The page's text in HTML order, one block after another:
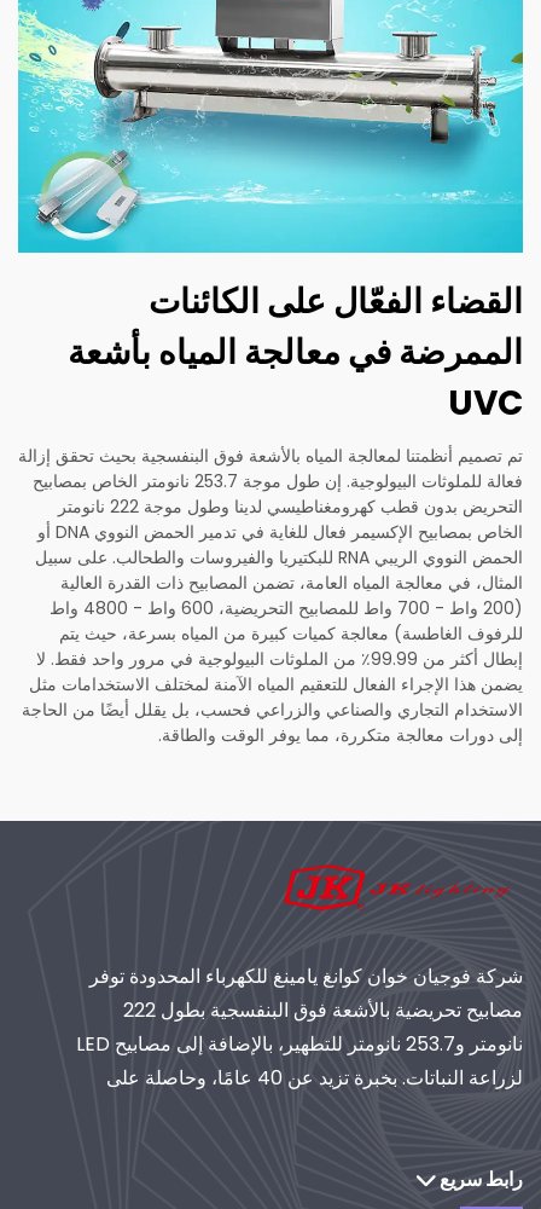
القضاء الفعّال على الكائنات
الممرضة في معالجة المياه بأشعة
UVC
تم تصميم أنظمتنا لمعالجة المياه بالأشعة فوق البنفسجية بحيث تحقق إزالة
فعالة للملوثات البيولوجية. إن طول موجة 253.7 نانومتر الخاص بمصابيح
التحريض بدون قطب كهرومغناطيسي لدينا وطول موجة 222 نانومتر
الخاص بمصابيح الإكسيمر فعال للغاية في تدمير الحمض النووي DNA أو
الحمض النووي الريبي RNA للبكتيريا والفيروسات والطحالب. على سبيل
المثال، في معالجة المياه العامة، تضمن المصابيح ذات القدرة العالية
(200 واط - 700 واط للمصابيح التحريضية، 600 واط - 4800 واط
للرفوف الغاطسة) معالجة كميات كبيرة من المياه بسرعة، حيث يتم
إبطال أكثر من 99.99٪ من الملوثات البيولوجية في مرور واحد فقط. لا
يضمن هذا الإجراء الفعال للتعقيم المياه الآمنة لمختلف الاستخدامات مثل
الاستخدام التجاري والصناعي والزراعي فحسب، بل يقلل أيضًا من الحاجة
إلى دورات معالجة متكررة، مما يوفر الوقت والطاقة.
شركة فوجيان خوان كوانغ يامينغ للكهرباء المحدودة توفر
مصابيح تحريضية بالأشعة فوق البنفسجية بطول 222
نانومتر و253.7 نانومتر للتطهير، بالإضافة إلى مصابيح LED
لزراعة النباتات. بخبرة تزيد عن 40 عامًا، وحاصلة على
رابط سريع